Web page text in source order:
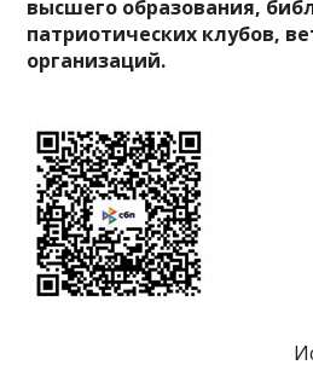
высшего образования,
патриотических клубов,
организаций.